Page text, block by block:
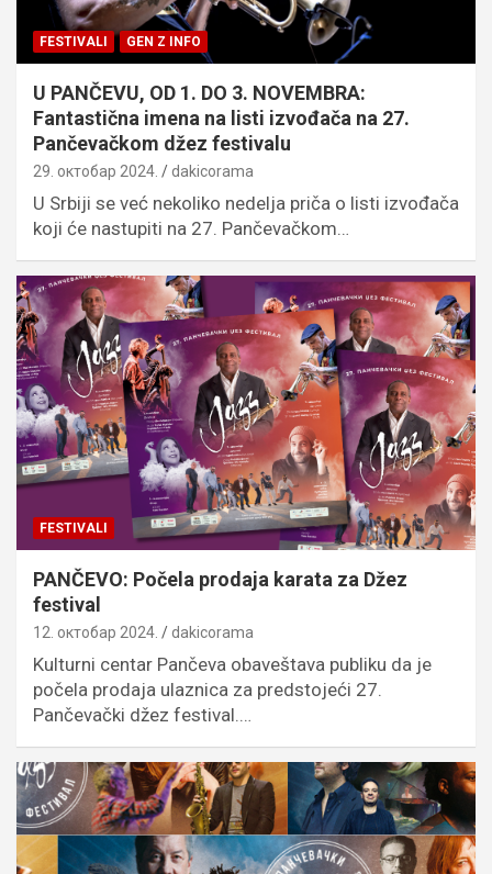
FESTIVALI GEN Z INFO
U PANČEVU, OD 1. DO 3. NOVEMBRA:
Fantastična imena na listi izvođača na 27.
Pančevačkom džez festivalu
29. октобар 2024. dakicorama
U Srbiji se već nekoliko nedelja priča o listi izvođača
koji će nastupiti na 27. Pančevačkom…
FESTIVALI
PANČEVO: Počela prodaja karata za Džez
festival
12. октобар 2024. dakicorama
Kulturni centar Pančeva obaveštava publiku da je
počela prodaja ulaznica za predstojeći 27.
Pančevački džez festival.…